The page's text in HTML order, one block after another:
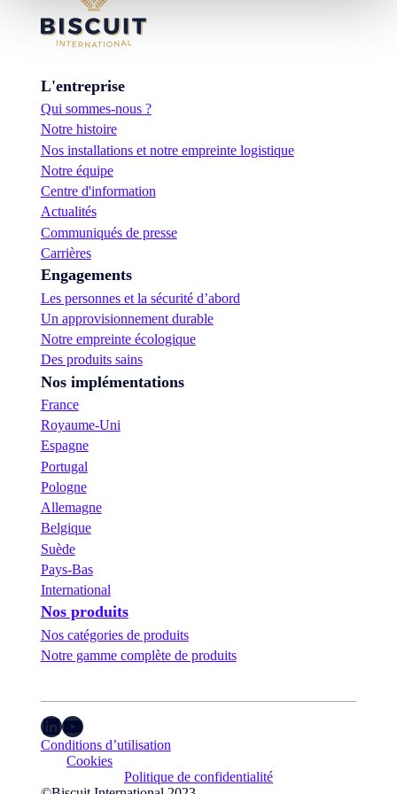
L'entreprise
Qui sommes-nous ?
Notre histoire
Nos installations et notre empreinte logistique
Notre équipe
Centre d'information
Actualités
Communiqués de presse
Carrières
Engagements
Les personnes et la sécurité d’abord
Un approvisionnement durable
Notre empreinte écologique
Des produits sains
Nos implémentations
France
Royaume-Uni
Espagne
Portugal
Pologne
Allemagne
Belgique
Suède
Pays-Bas
International
Nos produits
Nos catégories de produits
Notre gamme complète de produits
LinkedIn YouTube
Conditions d’utilisation
Cookies
Politique de confidentialité